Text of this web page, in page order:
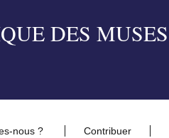
nous ?
Contribuer